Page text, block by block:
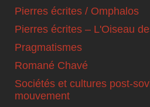
Pierres écrites / Omphalos
Pierres écrites – L'Oiseau
Pragmatismes
Romané Chavé
Sociétés et cultures post-
mouvement